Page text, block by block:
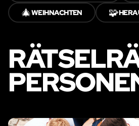
🎄WEIHNACHTEN 🧩